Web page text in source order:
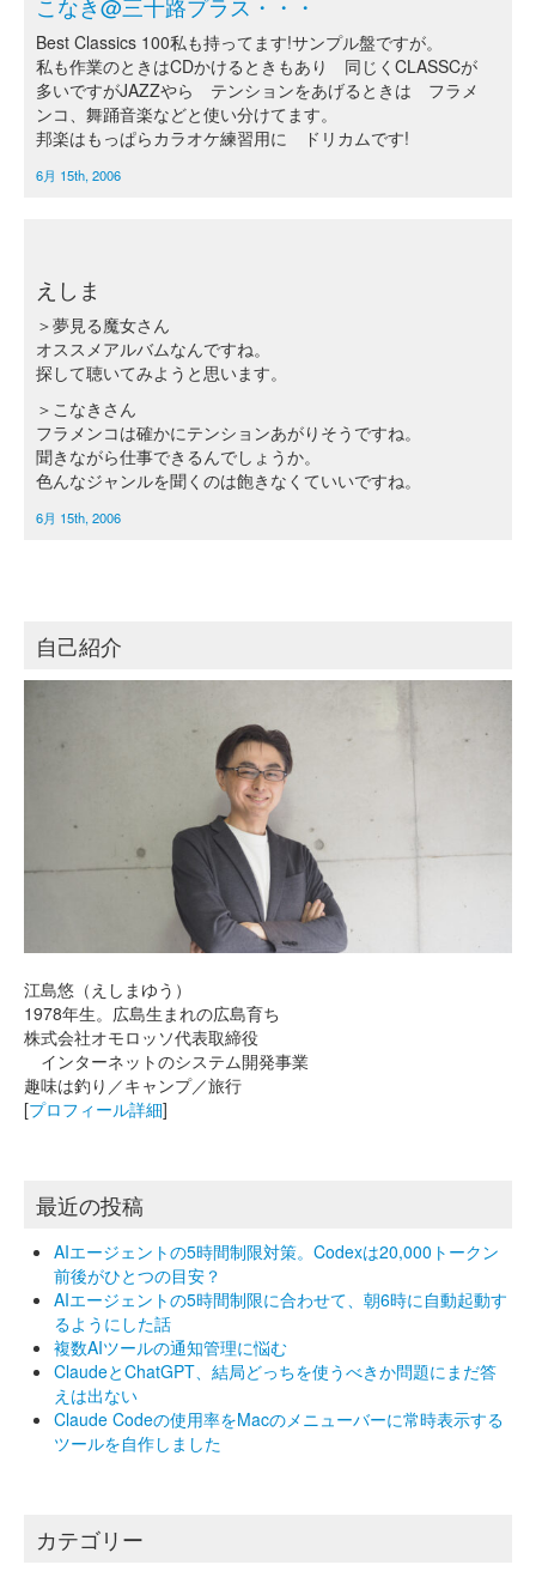
Best Classics 100私も持ってます!サンプル盤ですが。
私も作業のときはCDかけるときもあり 同じくCLASSCが
多いですがJAZZやら テンションをあげるときは フラメ
ンコ、舞踊音楽などと使い分けてます。
邦楽はもっぱらカラオケ練習用に ドリカムです!
6月 15th, 2006
えしま
＞夢見る魔女さん
オススメアルバムなんですね。
探して聴いてみようと思います。
＞こなきさん
フラメンコは確かにテンションあがりそうですね。
聞きながら仕事できるんでしょうか。
色んなジャンルを聞くのは飽きなくていいですね。
6月 15th, 2006
自己紹介
江島悠（えしまゆう）
1978年生。広島生まれの広島育ち
株式会社オモロッソ代表取締役
インターネットのシステム開発事業
趣味は釣り／キャンプ／旅行
[プロフィール詳細]
最近の投稿
AIエージェントの5時間制限対策。Codexは20,000トークン
前後がひとつの目安？
AIエージェントの5時間制限に合わせて、朝6時に自動起動す
るようにした話
複数AIツールの通知管理に悩む
ClaudeとChatGPT、結局どっちを使うべきか問題にまだ答
えは出ない
Claude Codeの使用率をMacのメニューバーに常時表示する
ツールを自作しました
カテゴリー